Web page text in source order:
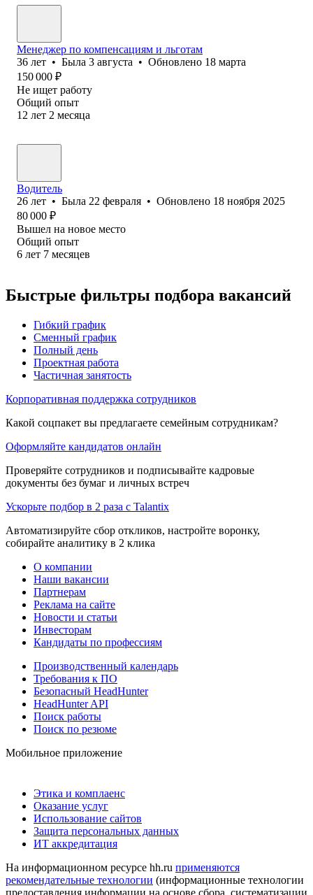
Менеджер по компенсациям и льготам
36 лет • Была 3 августа • Обновлено 18 марта
150 000 ₽
Не ищет работу
Общий опыт
12 лет 2 месяца
Водитель
26 лет • Была 22 февраля • Обновлено 18 ноября 2025
80 000 ₽
Вышел на новое место
Общий опыт
6 лет 7 месяцев
Быстрые фильтры подбора вакансий
Гибкий график
Сменный график
Полный день
Проектная работа
Частичная занятость
Корпоративная поддержка сотрудников
Какой соцпакет вы предлагаете семейным сотрудникам?
Оформляйте кандидатов онлайн
Проверяйте сотрудников и подписывайте кадровые
документы без бумаг и личных встреч
Ускорьте подбор в 2 раза с Talantix
Автоматизируйте сбор откликов, настройте воронку,
собирайте аналитику в 2 клика
О компании
Наши вакансии
Партнерам
Реклама на сайте
Новости и статьи
Инвесторам
Кандидаты по профессиям
Производственный календарь
Требования к ПО
Безопасный HeadHunter
HeadHunter API
Поиск работы
Поиск по резюме
Мобильное приложение
Этика и комплаенс
Оказание услуг
Использование сайтов
Защита персональных данных
ИТ аккредитация
На информационном ресурсе hh.ru применяются
рекомендательные технологии (информационные технологии
предоставления информации на основе сбора, систематизации